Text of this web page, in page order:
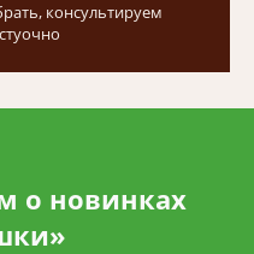
консультируем
о новинках